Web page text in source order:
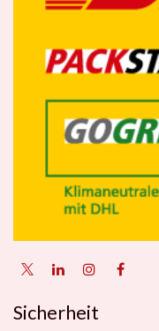
Sicherheit